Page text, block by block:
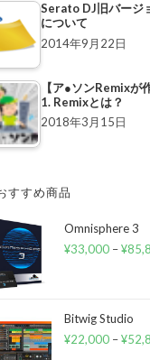
Serato DJ旧バージ
について
2014年9月22日
【ア●ソンRemixが
1. Remixとは？
2018年3月15日
すすめ商品
Omnisphere 3
¥33,000 –¥
Bitwig Studio
¥22,000 –¥